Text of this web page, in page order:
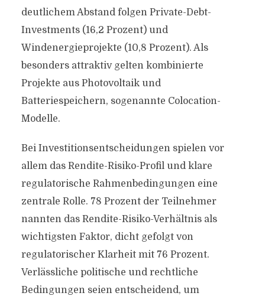
deutlichem Abstand folgen Private-Debt-
Investments (16,2 Prozent) und
Windenergieprojekte (10,8 Prozent). Als
besonders attraktiv gelten kombinierte
Projekte aus Photovoltaik und
Batteriespeichern, sogenannte Colocation-
Modelle.
Bei Investitionsentscheidungen spielen vor
allem das Rendite-Risiko-Profil und klare
regulatorische Rahmenbedingungen eine
zentrale Rolle. 78 Prozent der Teilnehmer
nannten das Rendite-Risiko-Verhältnis als
wichtigsten Faktor, dicht gefolgt von
regulatorischer Klarheit mit 76 Prozent.
Verlässliche politische und rechtliche
Bedingungen seien entscheidend, um